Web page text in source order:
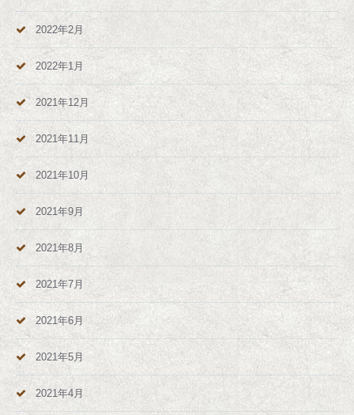
2022年2月
2022年1月
2021年12月
2021年11月
2021年10月
2021年9月
2021年8月
2021年7月
2021年6月
2021年5月
2021年4月